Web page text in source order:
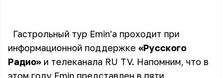
Гастрольный тур Emin'а проходит при
информационной поддержке «Русского
Радио» и телеканала RU TV. Напомним, что в
этом году Emin представлен в пяти